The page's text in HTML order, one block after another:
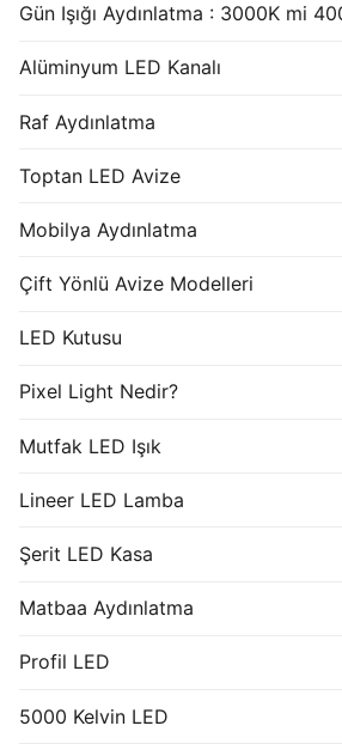
Gün Işığı Aydınlatma : 3000K mi
Alüminyum LED Kanalı
Raf Aydınlatma
Toptan LED Avize
Mobilya Aydınlatma
Çift Yönlü Avize Modelleri
LED Kutusu
Pixel Light Nedir?
Mutfak LED Işık
Lineer LED Lamba
Şerit LED Kasa
Matbaa Aydınlatma
Profil LED
5000 Kelvin LED